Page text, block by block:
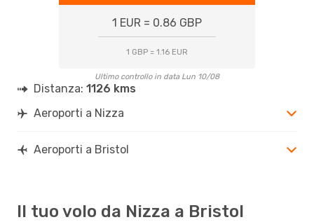
1 EUR = 0.86 GBP
1 GBP = 1.16 EUR
Ultimo controllo in data Lun 10/08
Distanza: 1126 kms
Aeroporti a Nizza
Aeroporti a Bristol
Il tuo volo da Nizza a Bristol